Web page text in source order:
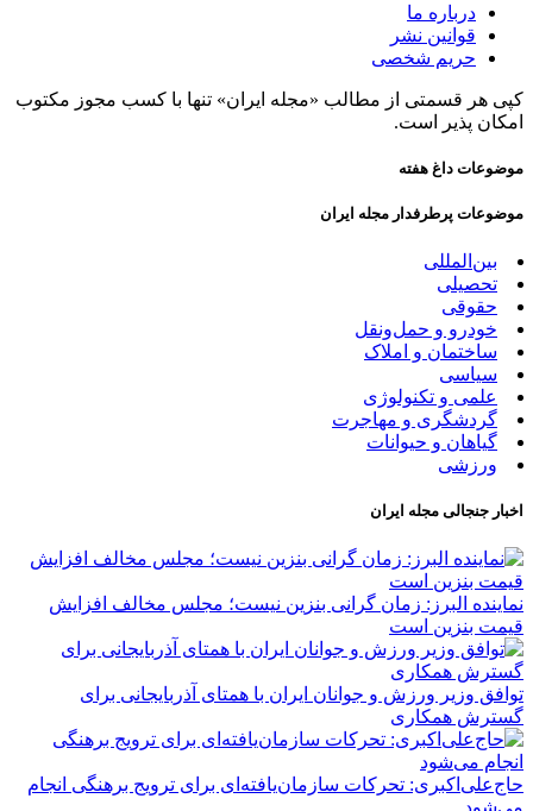
درباره ما
قوانین نشر
حریم شخصی
کپی هر قسمتی از مطالب «مجله ایران» تنها با کسب مجوز مکتوب
امکان پذیر است.
موضوعات داغ هفته
موضوعات پرطرفدار مجله ایران
بین‌المللی
تحصیلی
حقوقی
خودرو و حمل‌و‌نقل
ساختمان و املاک
سیاسی
علمی و تکنولوژی
گردشگری و مهاجرت
گیاهان و حیوانات
ورزشی
اخبار جنجالی مجله ایران
نماینده البرز: زمان گرانی بنزین نیست؛ مجلس مخالف افزایش
قیمت بنزین است
توافق وزیر ورزش و جوانان ایران با همتای آذربایجانی برای
گسترش همکاری
حاج‌علی‌اکبری: تحرکات سازمان‌یافته‌ای برای ترویج برهنگی انجام